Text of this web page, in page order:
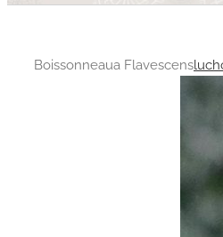
Boissonneaua Flavescens